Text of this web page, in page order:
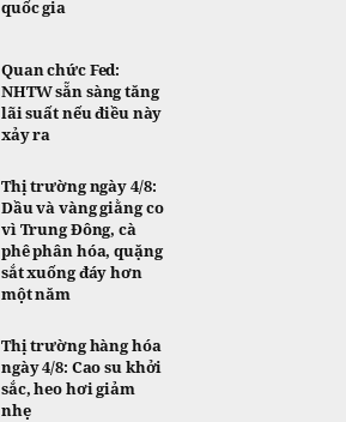
quốc gia
Quan chức Fed:
NHTW sẵn sàng tăng
lãi suất nếu điều này
xảy ra
Thị trường ngày 4/8:
Dầu và vàng giằng co
vì Trung Đông, cà
phê phân hóa, quặng
sắt xuống đáy hơn
một năm
Thị trường hàng hóa
ngày 4/8: Cao su khởi
sắc, heo hơi giảm
nhẹ